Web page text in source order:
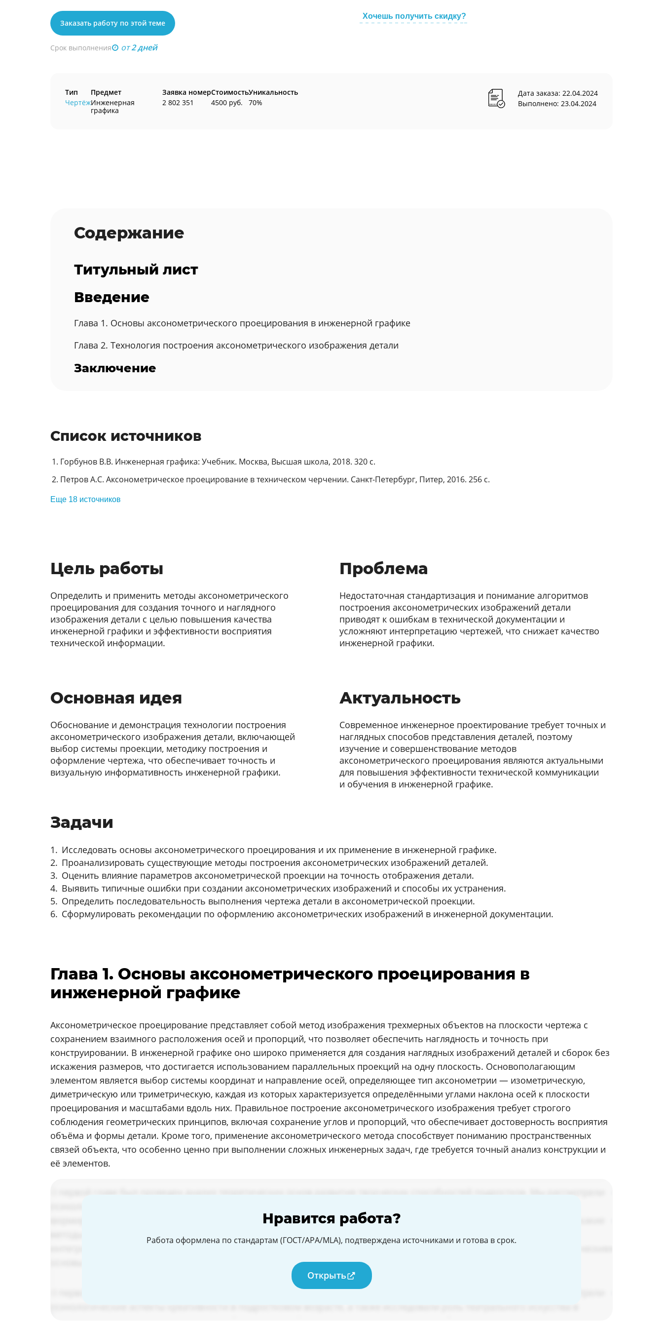
Заказать работу по этой теме
Срок выполнения от2 дней
Хочешь получить скидку?
Тип
Чертёж
Предмет
Инженерная
графика
Заявка номер
2 802 351
Стоимость
4500 руб.
Уникальность
70%
Дата заказа: 22.04.2024
Выполнено: 23.04.2024
Содержание
Титульный лист
Введение
Глава 1. Основы аксонометрического проецирования в инженерной графике
Глава 2. Технология построения аксонометрического изображения детали
Заключение
Список источников
Горбунов В.В. Инженерная графика: Учебник. Москва, Высшая школа, 2018. 320 с.
Петров А.С. Аксонометрическое проецирование в техническом черчении. Санкт-Петербург, Питер, 2016. 256 с.
Еще 18 источников
Цель работы
Определить и применить методы аксонометрического
проецирования для создания точного и наглядного
изображения детали с целью повышения качества
инженерной графики и эффективности восприятия
технической информации.
Проблема
Недостаточная стандартизация и понимание алгоритмов
построения аксонометрических изображений детали
приводят к ошибкам в технической документации и
усложняют интерпретацию чертежей, что снижает качество
инженерной графики.
Основная идея
Обоснование и демонстрация технологии построения
аксонометрического изображения детали, включающей
выбор системы проекции, методику построения и
оформление чертежа, что обеспечивает точность и
визуальную информативность инженерной графики.
Актуальность
Современное инженерное проектирование требует точных и
наглядных способов представления деталей, поэтому
изучение и совершенствование методов
аксонометрического проецирования являются актуальными
для повышения эффективности технической коммуникации
и обучения в инженерной графике.
Задачи
Исследовать основы аксонометрического проецирования и их применение в инженерной графике.
Проанализировать существующие методы построения аксонометрических изображений деталей.
Оценить влияние параметров аксонометрической проекции на точность отображения детали.
Выявить типичные ошибки при создании аксонометрических изображений и способы их устранения.
Определить последовательность выполнения чертежа детали в аксонометрической проекции.
Сформулировать рекомендации по оформлению аксонометрических изображений в инженерной документации.
Глава 1. Основы аксонометрического проецирования в
инженерной графике
Аксонометрическое проецирование представляет собой метод изображения трехмерных объектов на плоскости чертежа с
сохранением взаимного расположения осей и пропорций, что позволяет обеспечить наглядность и точность при
конструировании. В инженерной графике оно широко применяется для создания наглядных изображений деталей и сборок без
искажения размеров, что достигается использованием параллельных проекций на одну плоскость. Основополагающим
элементом является выбор системы координат и направление осей, определяющее тип аксонометрии — изометрическую,
диметрическую или триметрическую, каждая из которых характеризуется определёнными углами наклона осей к плоскости
проецирования и масштабами вдоль них. Правильное построение аксонометрического изображения требует строгого
соблюдения геометрических принципов, включая сохранение углов и пропорций, что обеспечивает достоверность восприятия
объёма и формы детали. Кроме того, применение аксонометрического метода способствует пониманию пространственных
связей объекта, что особенно ценно при выполнении сложных инженерных задач, где требуется точный анализ конструкции и
её элементов.
Нравится работа?
Работа оформлена по стандартам (ГОСТ/APA/MLA), подтверждена источниками и готова в срок.
Открыть